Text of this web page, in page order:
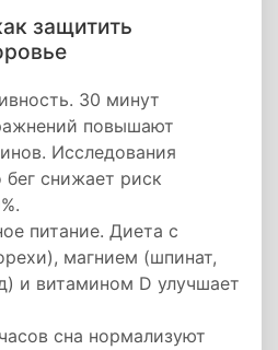
защитить
30 минут
повышают
Исследования
бег снижает риск
питание. Диета с
магнием (шпинат,
и витамином D улучшает
сна нормализуют